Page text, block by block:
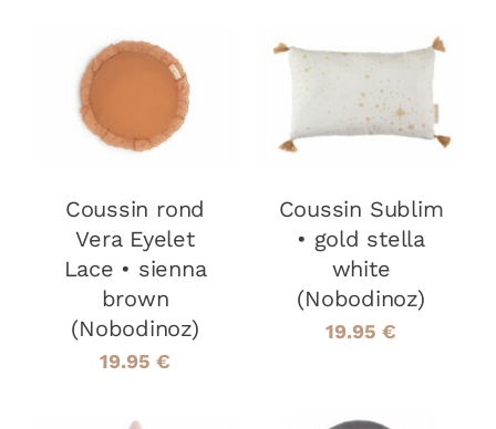
AJOUTER AU
Coussin rond
Vera Eyelet
Lace • sienna
brown
(Nobodinoz)
19.95 €
AJOUTER AU
PANIER
/
DÉTAILS
Coussin Sublim
• gold stella
white
(Nobodinoz)
19.95 €